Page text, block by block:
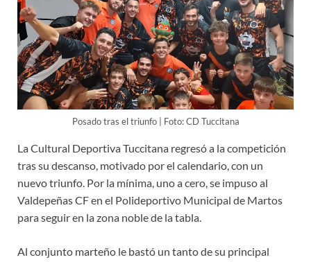
Posado tras el triunfo | Foto: CD Tuccitana
La Cultural Deportiva Tuccitana regresó a la competición
tras su descanso, motivado por el calendario, con un
nuevo triunfo. Por la mínima, uno a cero, se impuso al
Valdepeñas CF en el Polideportivo Municipal de Martos
para seguir en la zona noble de la tabla.
Al conjunto marteño le bastó un tanto de su principal